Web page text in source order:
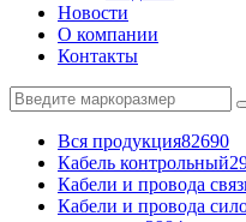
Новости
О компании
Контакты
Вся продукция82690
Кабель контрольный
Кабели и провода
Кабели и провода